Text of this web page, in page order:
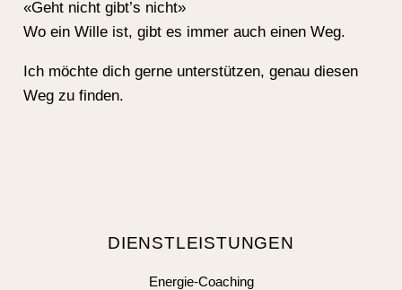
«Geht nicht gibt’s nicht»
Wo ein Wille ist, gibt es immer auch einen Weg.
Ich möchte dich gerne unterstützen, genau diesen
Weg zu finden.
DIENSTLEISTUNGEN
Energie-Coaching